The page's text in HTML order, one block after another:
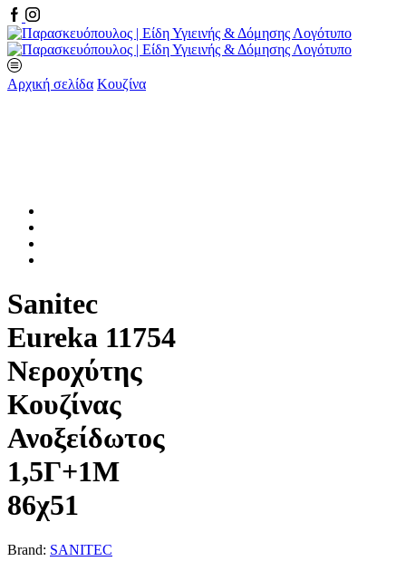
Facebook
Instagram
Αρχική σελίδα Κουζίνα
Sanitec
Eureka 11754
Νεροχύτης
Κουζίνας
Ανοξείδωτος
1,5Γ+1Μ
86χ51
Brand: SANITEC